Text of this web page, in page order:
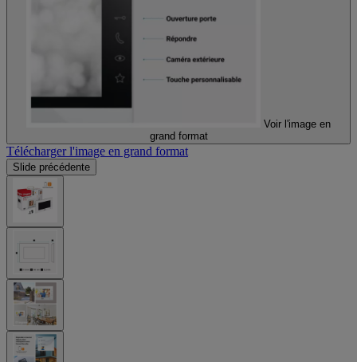
Voir l'image en
grand format
Télécharger l'image en grand format
Slide précédente